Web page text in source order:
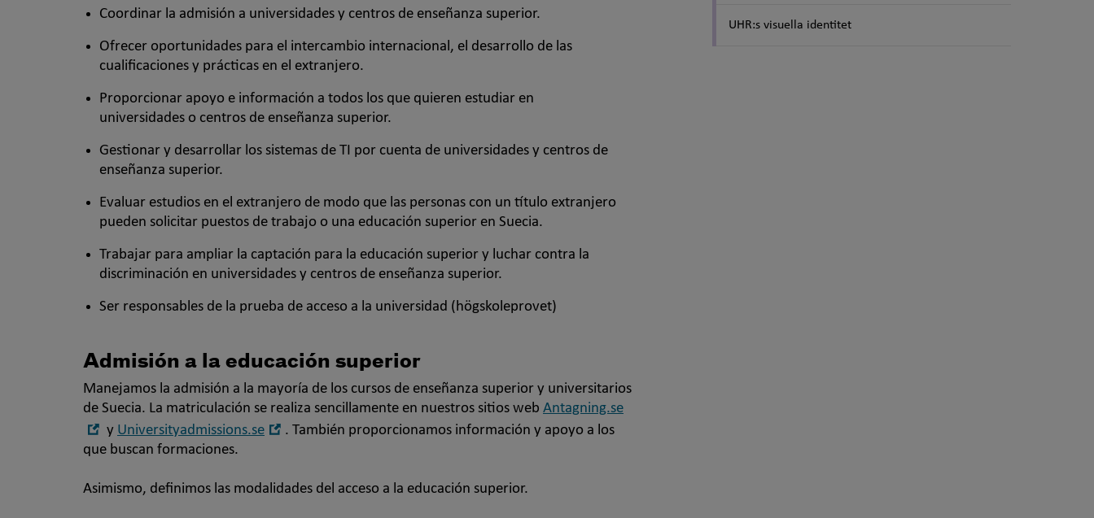
Coordinar la admisión a universidades y centros de enseñanza superior.
Ofrecer oportunidades para el intercambio internacional, el desarrollo de las
cualificaciones y prácticas en el extranjero.
Proporcionar apoyo e información a todos los que quieren estudiar en
universidades o centros de enseñanza superior.
Gestionar y desarrollar los sistemas de TI por cuenta de universidades y centros de
enseñanza superior.
Evaluar estudios en el extranjero de modo que las personas con un título extranjero
pueden solicitar puestos de trabajo o una educación superior en Suecia.
Trabajar para ampliar la captación para la educación superior y luchar contra la
discriminación en universidades y centros de enseñanza superior.
Ser responsables de la prueba de acceso a la universidad (högskoleprovet)
Admisión a la educación superior
Manejamos la admisión a la mayoría de los cursos de enseñanza superior y universitarios
de Suecia. La matriculación se realiza sencillamente en nuestros sitios web Antagning.se
Öppna
i
fönster
y Universityadmissions.se
Öppna
fönster
. También proporcionamos información y apoyo a los
que buscan formaciones.
Asimismo, definimos las modalidades del acceso a la educación superior.
UHR:s visuella identitet